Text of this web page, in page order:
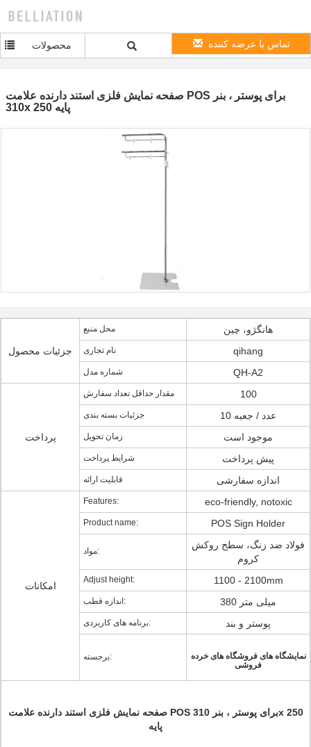
محصولات تماس با عرضه کننده
صفحه نمایش فلزی استند دارنده علامت POS برای پوستر ، بنر
310x 250 پایه
جزئیات محصول
محل منبع هانگژو، چین
نام تجاری qihang
شماره مدل QH-A2
پرداخت
مقدار حداقل تعداد سفارش 100
جزئیات بسته بندی 10 عدد / جعبه
زمان تحویل موجود است
شرایط پرداخت پیش پرداخت
قابلیت ارائه اندازه سفارشی
امکانات
Features: eco-friendly, notoxic
Product name: POS Sign Holder
مواد:
فولاد ضد زنگ، سطح روکش
کروم
Adjust height: 1100 - 2100mm
اندازه قطب: 380 میلی متر
برنامه های کاربردی: پوستر و بند
برجسته:
نمایشگاه های فروشگاه های خرده
فروشی
صفحه نمایش فلزی استند دارنده علامت POS برای پوستر ، بنر 310x 250
پایه